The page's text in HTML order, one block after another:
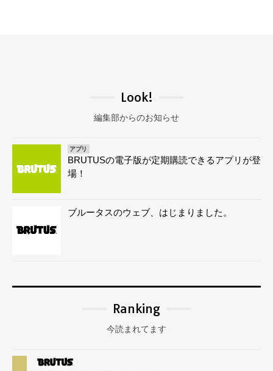
Look!
編集部からのお知らせ
アプリ
BRUTUSの電子版が定期購読できるアプリが登
場！
ブルータスのウェブ、はじまりました。
Ranking
今読まれてます